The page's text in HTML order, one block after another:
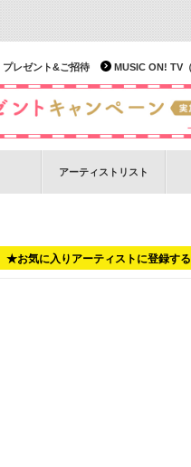
MUSIC ON! TV
プレゼント&ご招待
アーティストリスト
★お気に入りアーティストに登録する